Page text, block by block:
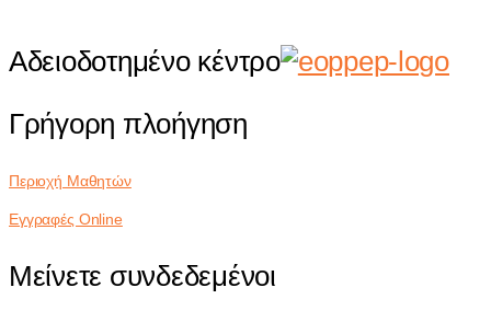
Αδειοδοτημένο κέντρο
Γρήγορη πλοήγηση
Περιοχή Μαθητών
Εγγραφές Online
Μείνετε συνδεδεμένοι